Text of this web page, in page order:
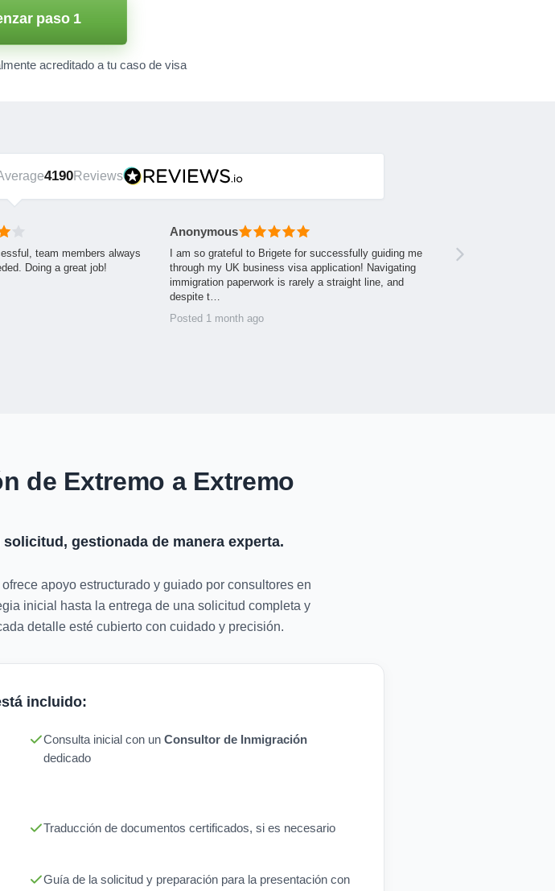
paso 1
acreditado a tu caso de visa
4190Reviews
team members always
Doing a great job!
Anonymous
I am so grateful to Brigete for successfully guiding me
through my UK business visa application! Navigating
immigration paperwork is rarely a straight line, and
despite t…
Posted 1 month ago
de Extremo a Extremo
gestionada de manera experta.
apoyo estructurado y guiado por consultores en
inicial hasta la entrega de una solicitud completa y
detalle esté cubierto con cuidado y precisión.
incluido:
Consulta inicial con un Consultor de Inmigración
dedicado
Traducción de documentos certificados, si es necesario
Guía de la solicitud y preparación para la presentación con